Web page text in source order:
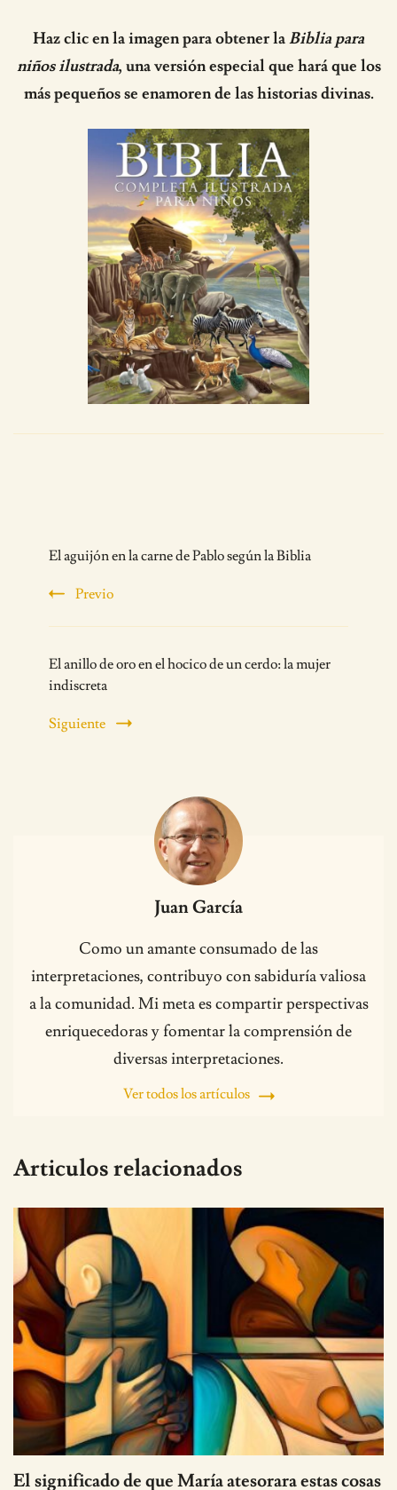
Haz clic en la imagen para obtener laBiblia para
niños ilustrada, una versión especial que hará que los
más pequeños se enamoren de las historias divinas.
Navigation
El aguijón en la carne de Pablo según la Biblia
Previo
El anillo de oro en el hocico de un cerdo: la mujer
indiscreta
Siguiente
Juan García
Como un amante consumado de las
interpretaciones, contribuyo con sabiduría valiosa
a la comunidad. Mi meta es compartir perspectivas
enriquecedoras y fomentar la comprensión de
diversas interpretaciones.
Ver todos los artículos
Articulos relacionados
El significado de que María atesorara estas cosas